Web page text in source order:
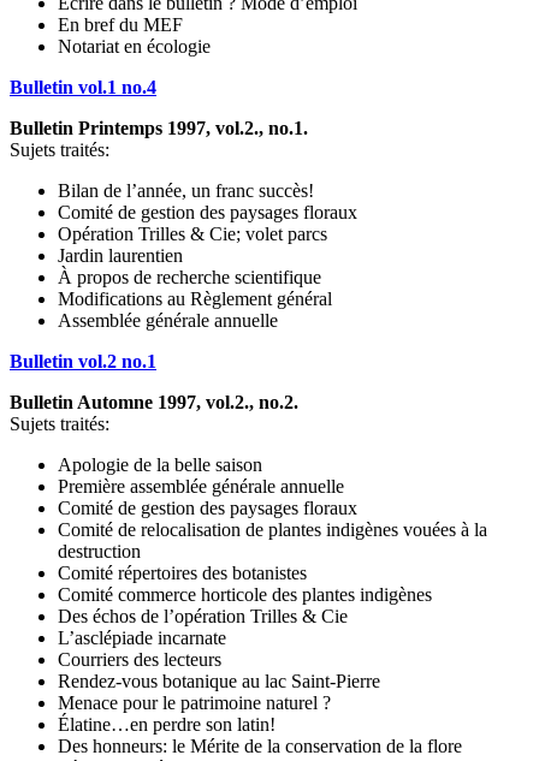
En bref du MEF
Notariat en écologie
Bulletin vol.1 no.4
Bulletin Printemps 1997, vol.2., no.1.
Sujets traités:
Bilan de l’année, un franc succès!
Comité de gestion des paysages floraux
Opération Trilles & Cie; volet parcs
Jardin laurentien
À propos de recherche scientifique
Modifications au Règlement général
Assemblée générale annuelle
Bulletin vol.2 no.1
Bulletin Automne 1997, vol.2., no.2.
Sujets traités:
Apologie de la belle saison
Première assemblée générale annuelle
Comité de gestion des paysages floraux
Comité de relocalisation de plantes indigènes vouées à la
destruction
Comité répertoires des botanistes
Comité commerce horticole des plantes indigènes
Des échos de l’opération Trilles & Cie
L’asclépiade incarnate
Courriers des lecteurs
Rendez-vous botanique au lac Saint-Pierre
Menace pour le patrimoine naturel ?
Élatine…en perdre son latin!
Des honneurs: le Mérite de la conservation de la flore